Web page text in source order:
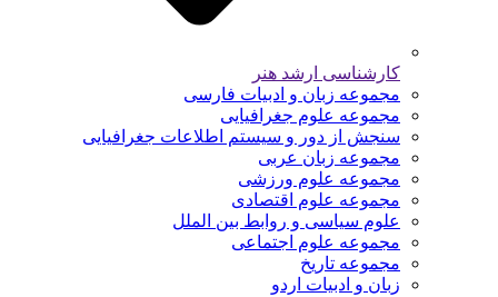
کارشناسی ارشد هنر
مجموعه زبان و ادبیات فارسی
مجموعه علوم جغرافیایی
سنجش از دور و سیستم اطلاعات جغرافیایی
مجموعه زبان عربی
مجموعه علوم ورزشی
مجموعه علوم اقتصادی
علوم سیاسی و روابط بین الملل
مجموعه علوم اجتماعی
مجموعه تاریخ
زبان و ادبیات اردو